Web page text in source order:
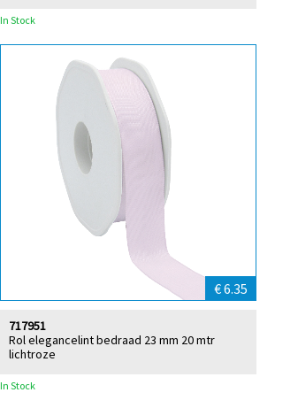
In Stock
€ 6.35
Rol elegancelint bedraad 23 mm 20 mtr
lichtroze
717951
In Stock